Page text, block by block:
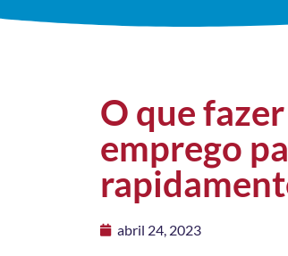
O que
emprego
abril 24, 2023